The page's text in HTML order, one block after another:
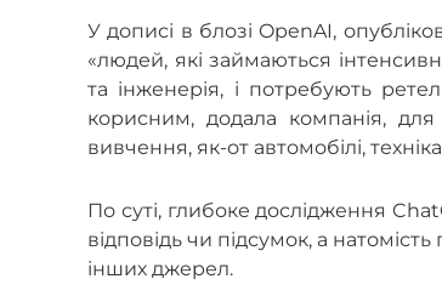
У дописі в блозі OpenAI,
«людей, які займаються
та інженерія, і потребують
корисним, додала компанія,
вивчення, як-от автомобілі,
По суті, глибоке дослідження
відповідь чи підсумок, а
інших джерел.